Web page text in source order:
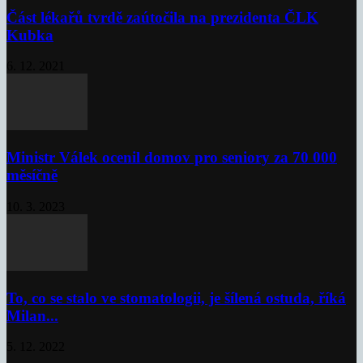
Část lékařů tvrdě zaútočila na prezidenta ČLK
Kubka
Ministr Válek ocenil domov pro seniory za 70 000
měsíčně
To, co se stalo ve stomatologii, je šílená ostuda, říká
Milan...